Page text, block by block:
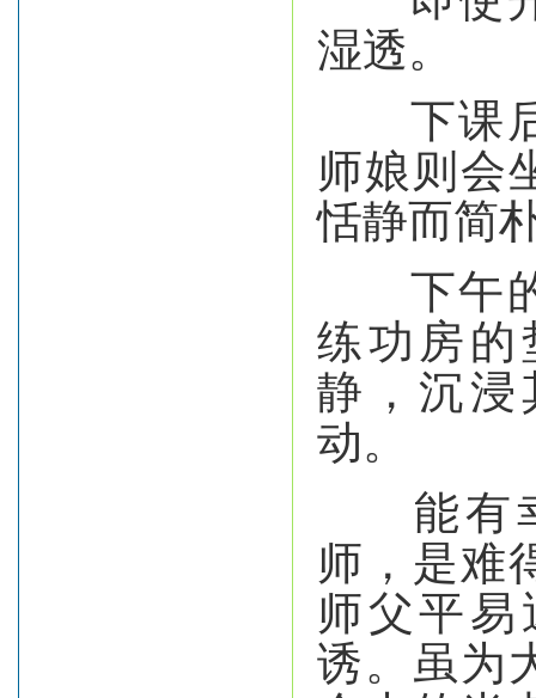
湿透。
下课后
师娘则会
恬静而简
下午的
练功房的
静，沉浸
动。
能有幸
师，是难
师父平
诱。虽为